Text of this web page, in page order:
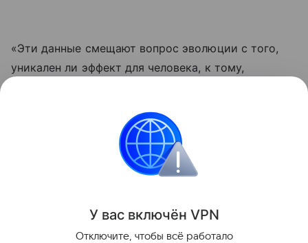
«Эти данные смещают вопрос эволюции с того,
уникален ли эффект для человека, к тому,
Поделиться
У вас включён VPN
Отключите, чтобы всё работало